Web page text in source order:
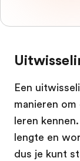
Een
manieren
leren
lengte en
dus je kunt